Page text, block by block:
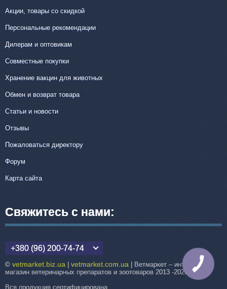
Акции, товары со скидкой
Персональные рекомендации
Дилерам и оптовикам
Совместные покупки
Хранение вакцин для животных
Обмен и возврат товара
Статьи и новости
Отзывы
Пожаловаться директору
Форум
Карта сайта
Свяжитесь с нами:
+380 (96) 200-74-74
© vetmarket.biz.ua vetmarket.com.ua | Ветмаркет – интернет-
магазин ветеринарных препаратов и зоотоваров 2013 -2026
Вся продукция сертифицирована
КНОПКА
СВЯЗИ